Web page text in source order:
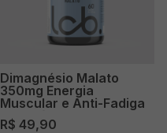
Dimagnésio Malato
350mg Energia
Muscular e Anti-Fadiga
- 60 Cápsulas
R$ 49,90